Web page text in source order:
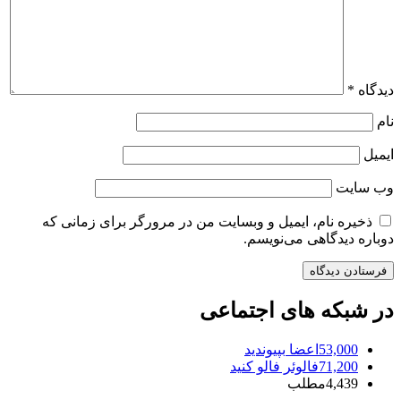
دیدگاه *
نام
ایمیل
وب‌ سایت
ذخیره نام، ایمیل و وبسایت من در مرورگر برای زمانی که
دوباره دیدگاهی می‌نویسم.
در شبکه های اجتماعی
53,000 اعضا بپیوندید
71,200فالوئر فالو کنید
4,439مطلب